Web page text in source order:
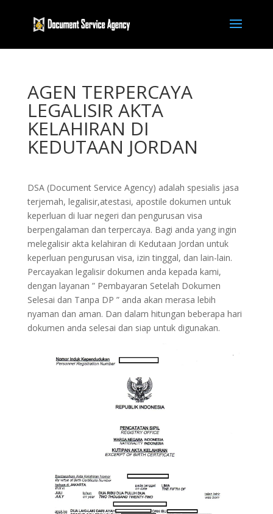
AGEN TERPERCAYA
LEGALISIR AKTA
KELAHIRAN DI
KEDUTAAN JORDAN
DSA (Document Service Agency) adalah spesialis jasa
terjemah, legalisir,atestasi, apostile dokumen untuk
keperluan di luar negeri dan pengurusan visa
berpengalaman dan terpercaya. Bagi anda yang ingin
melegalisir akta kelahiran di Kedutaan Jordan untuk
keperluan pengurusan visa, izin tinggal, dan lain-lain.
Percayakan legalisir dokumen anda kepada kami,
dengan layanan ” Pembayaran Setelah Dokumen
Selesai dan Tanpa DP ” anda akan merasa lebih
nyaman dan aman. Dan dalam hitungan beberapa hari
dokumen anda selesai dan siap untuk digunakan.